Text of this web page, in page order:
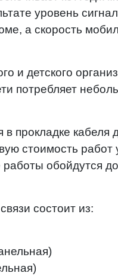
уровень
а скорость
и детского
потребляет
прокладке кабеля
стоимость работ
обойдутся
состоит из: